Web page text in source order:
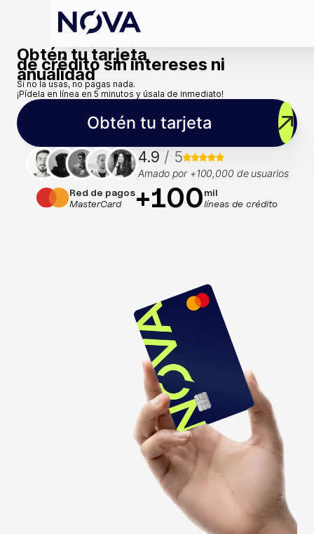
Obtén tu tarjeta
de crédito sin intereses ni
anualidad
Si no la usas, no pagas nada.
¡Pídela en línea en 5 minutos y úsala de inmediato!
Obtén tu tarjeta
Red de pagos
MasterCard
4.9 / 5
Amado por +100,000 de usuarios
+100mil
líneas de crédito